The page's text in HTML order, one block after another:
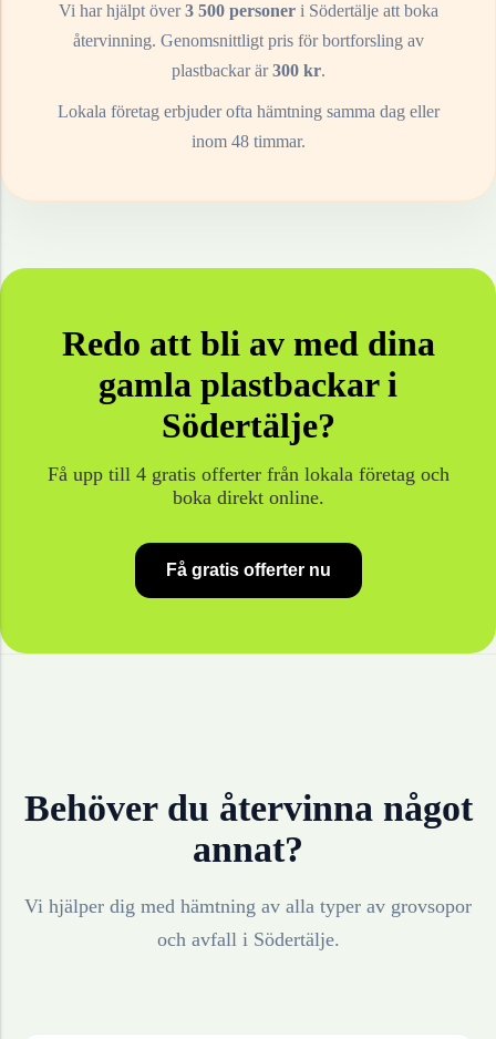
Vi har hjälpt över3 500 personeri Södertäljeatt boka
återvinning. Genomsnittligt pris för bortforsling av
plastbackarär300kr.
Lokala företag erbjuder ofta hämtning samma dag eller
inom 48 timmar.
Redo att bli av med dina
gamla plastbackari
Södertälje?
Få upp till 4 gratis offerter från lokala företag och
boka direkt online.
Få gratis offerter nu
Behöver du återvinna något
annat?
Vi hjälper dig med hämtning av alla typer av grovsopor
och avfall i Södertälje.